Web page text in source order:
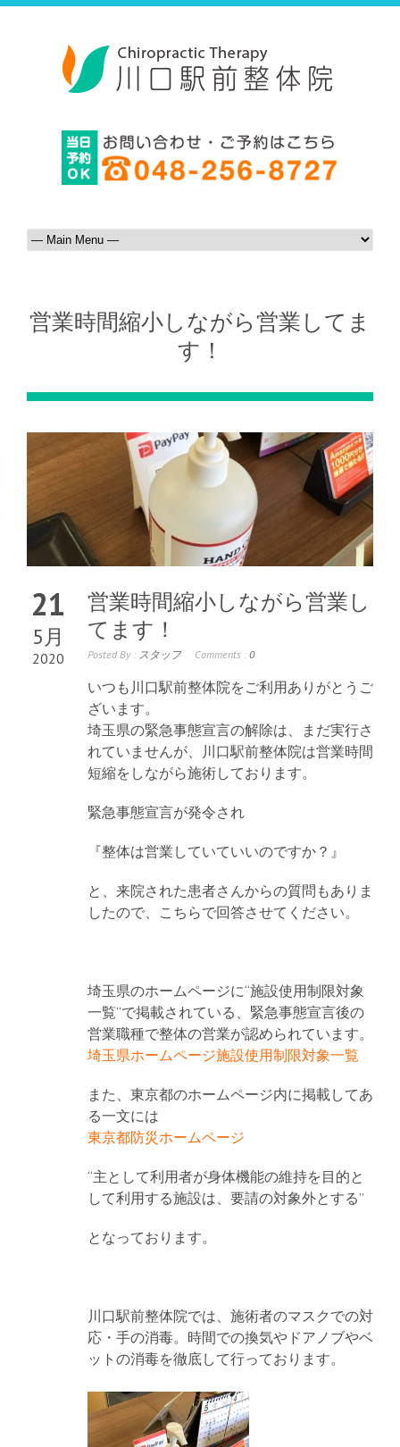
営業時間縮小しながら営業してま
す！
21
5月
2020
営業時間縮小しながら営業し
てます！
Posted By : スタッフ Comments : 0
いつも川口駅前整体院をご利用ありがとうご
ざいます。
埼玉県の緊急事態宣言の解除は、まだ実行さ
れていませんが、川口駅前整体院は営業時間
短縮をしながら施術しております。
緊急事態宣言が発令され
『整体は営業していていいのですか？』
と、来院された患者さんからの質問もありま
したので、こちらで回答させてください。
埼玉県のホームページに“施設使用制限対象
一覧”で掲載されている、緊急事態宣言後の
営業職種で整体の営業が認められています。
埼玉県ホームページ施設使用制限対象一覧
また、東京都のホームページ内に掲載してあ
る一文には
東京都防災ホームページ
“主として利用者が身体機能の維持を目的と
して利用する施設は、要請の対象外とする”
となっております。
川口駅前整体院では、施術者のマスクでの対
応・手の消毒。時間での換気やドアノブやベ
ットの消毒を徹底して行っております。